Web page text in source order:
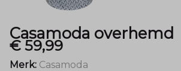
Casamoda overhemd
€ 59,99
Merk: Casamoda